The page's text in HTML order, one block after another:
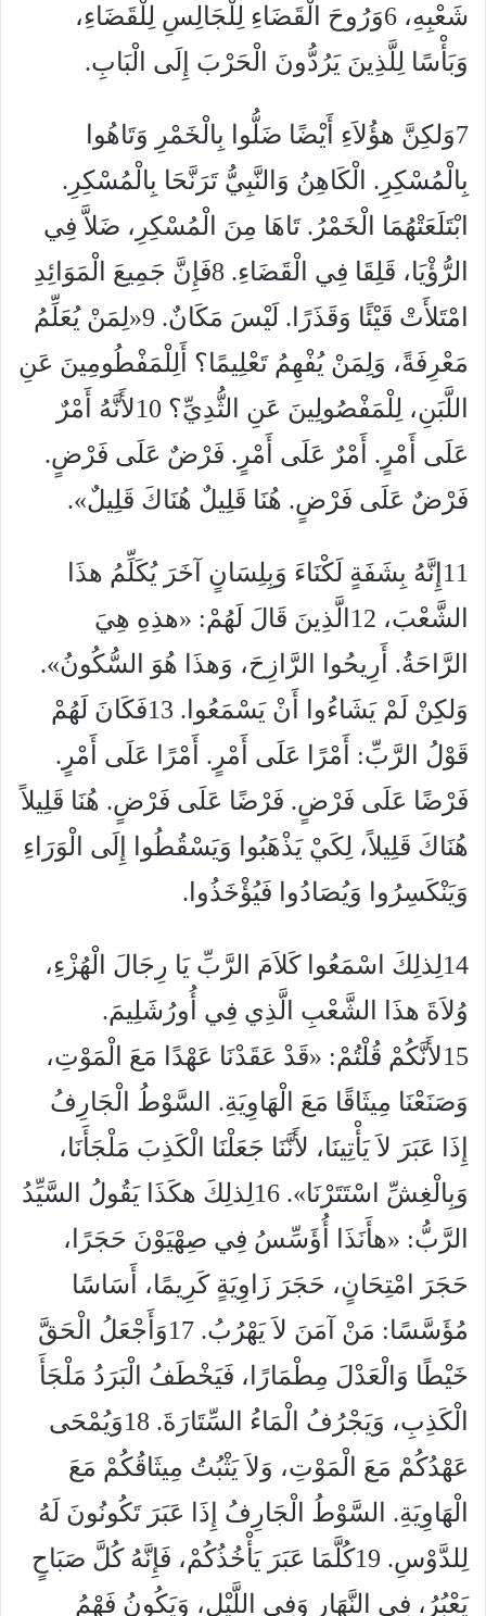
شَعْبِهِ، 6وَرُوحَ الْقَضَاءِ لِلْجَالِسِ لِلْقَضَاءِ،
وَبَأْسًا لِلَّذِينَ يَرُدُّونَ الْحَرْبَ إِلَى الْبَابِ.
7وَلكِنَّ هؤُلاَءِ أَيْضًا ضَلُّوا بِالْخَمْرِ وَتَاهُوا
بِالْمُسْكِرِ. الْكَاهِنُ وَالنَّبِيُّ تَرَنَّحَا بِالْمُسْكِرِ.
ابْتَلَعَتْهُمَا الْخَمْرُ. تَاهَا مِنَ الْمُسْكِرِ، ضَلاَّ فِي
الرُّؤْيَا، قَلِقَا فِي الْقَضَاءِ. 8فَإِنَّ جَمِيعَ الْمَوَائِدِ
امْتَلأَتْ قَيْئًا وَقَذَرًا. لَيْسَ مَكَانٌ. 9«لِمَنْ يُعَلِّمُ
مَعْرِفَةً، وَلِمَنْ يُفْهِمُ تَعْلِيمًا؟ أَلِلْمَفْطُومِينَ عَنِ
اللَّبَنِ، لِلْمَفْصُولِينَ عَنِ الثُّدِيِّ؟ 10لأَنَّهُ أَمْرٌ
عَلَى أَمْرٍ. أَمْرٌ عَلَى أَمْرٍ. فَرْضٌ عَلَى فَرْضٍ.
فَرْضٌ عَلَى فَرْضٍ. هُنَا قَلِيلٌ هُنَاكَ قَلِيلٌ».
11 إِنَّهُ بِشَفَةٍ لَكْنَاءَ وَبِلِسَانٍ آخَرَ يُكَلِّمُ هذَا
الشَّعْبَ، 12 الَّذِينَ قَالَ لَهُمْ: «هذِهِ هِيَ
الرَّاحَةُ. أَرِيحُوا الرَّازِحَ، وَهذَا هُوَ السُّكُونُ».
وَلكِنْ لَمْ يَشَاءُوا أَنْ يَسْمَعُوا. 13فَكَانَ لَهُمْ
قَوْلُ الرَّبِّ: أَمْرًا عَلَى أَمْرٍ. أَمْرًا عَلَى أَمْرٍ.
فَرْضًا عَلَى فَرْضٍ. فَرْضًا عَلَى فَرْضٍ. هُنَا قَلِيلاً
هُنَاكَ قَلِيلاً، لِكَيْ يَذْهَبُوا وَيَسْقُطُوا إِلَى الْوَرَاءِ
وَيَنْكَسِرُوا وَيُصَادُوا فَيُؤْخَذُوا.
14لِذلِكَ اسْمَعُوا كَلاَمَ الرَّبِّ يَا رِجَالَ الْهُزْءِ،
وُلاَةَ هذَا الشَّعْبِ الَّذِي فِي أُورُشَلِيمَ.
15لأَنَّكُمْ قُلْتُمْ: «قَدْ عَقَدْنَا عَهْدًا مَعَ الْمَوْتِ،
وَصَنَعْنَا مِيثَاقًا مَعَ الْهَاوِيَةِ. السَّوْطُ الْجَارِفُ
إِذَا عَبَرَ لاَ يَأْتِينَا، لأَنَّنَا جَعَلْنَا الْكَذِبَ مَلْجَأَنَا،
وَبِالْغِشِّ اسْتَتَرْنَا». 16لِذلِكَ هكَذَا يَقُولُ السَّيِّدُ
الرَّبُّ: «هأَنَذَا أُؤَسِّسُ فِي صِهْيَوْنَ حَجَرًا،
حَجَرَ امْتِحَانٍ، حَجَرَ زَاوِيَةٍ كَرِيمًا، أَسَاسًا
مُؤَسَّسًا: مَنْ آمَنَ لاَ يَهْرُبُ. 17وَأَجْعَلُ الْحَقَّ
خَيْطًا وَالْعَدْلَ مِطْمَارًا، فَيَخْطَفُ الْبَرَدُ مَلْجَأَ
الْكَذِبِ، وَيَجْرُفُ الْمَاءُ السِّتَارَةَ. 18وَيُمْحَى
عَهْدُكُمْ مَعَ الْمَوْتِ، وَلاَ يَثْبُتُ مِيثَاقُكُمْ مَعَ
الْهَاوِيَةِ. السَّوْطُ الْجَارِفُ إِذَا عَبَرَ تَكُونُونَ لَهُ
لِلدَّوْسِ. 19كُلَّمَا عَبَرَ يَأْخُذُكُمْ، فَإِنَّهُ كُلَّ صَبَاحٍ
يَعْبُرُ، فِي النَّهَارِ وَفِي اللَّيْلِ، وَيَكُونُ فَهْمُ